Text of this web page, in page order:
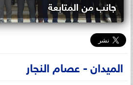
جانب من المتابعة
الميدان - عصام النجار